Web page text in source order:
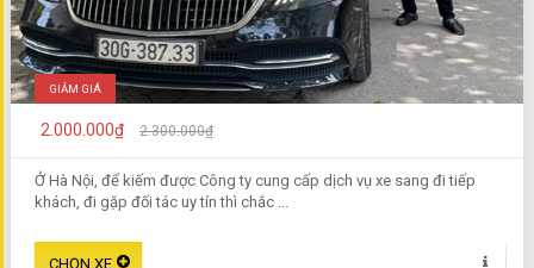
GIẢM GIÁ
2.000.000₫ 2.300.000₫
Ở Hà Nội, để kiếm được Công ty cung cấp dịch vụ xe sang đi tiếp
khách, đi gặp đối tác uy tín thì chắc ...